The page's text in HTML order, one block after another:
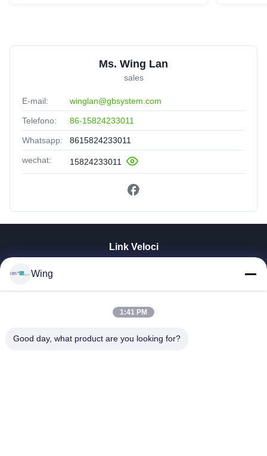
Ms. Wing Lan
sales
E-mail: winglan@gbsystem.com
Telefono: 86-15824233011
Whatsapp: 8615824233011
wechat: 15824233011
Link Veloci
Spettacolo VR
Visita Alla Fabbrica
Wing
1:41 PM
Good day, what product are you looking for?